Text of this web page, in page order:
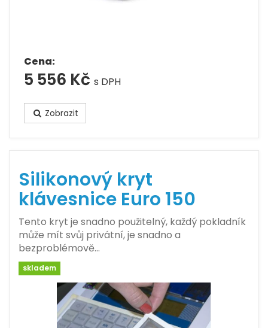
Cena:
5 556 Kč s DPH
Zobrazit
Silikonový kryt
klávesnice Euro 150
Tento kryt je snadno použitelný, každý pokladník
může mít svůj privátní, je snadno a
bezproblémově…
skladem